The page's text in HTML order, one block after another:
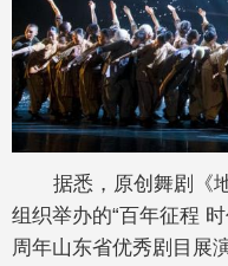
据悉，原创舞剧《
组织举办的“百年征程
周年山东省优秀剧目展